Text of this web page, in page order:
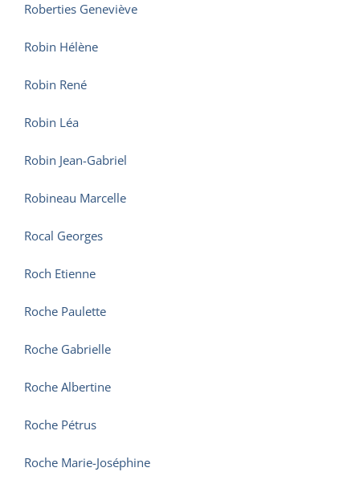
Roberties Geneviève
Robin Hélène
Robin René
Robin Léa
Robin Jean-Gabriel
Robineau Marcelle
Rocal Georges
Roch Etienne
Roche Paulette
Roche Gabrielle
Roche Albertine
Roche Pétrus
Roche Marie-Joséphine